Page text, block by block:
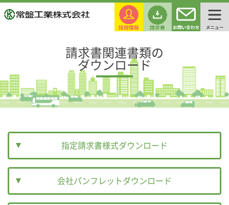
請求書関連書類の
ダウンロード
指定請求書様式ダウンロード
会社パンフレットダウンロード